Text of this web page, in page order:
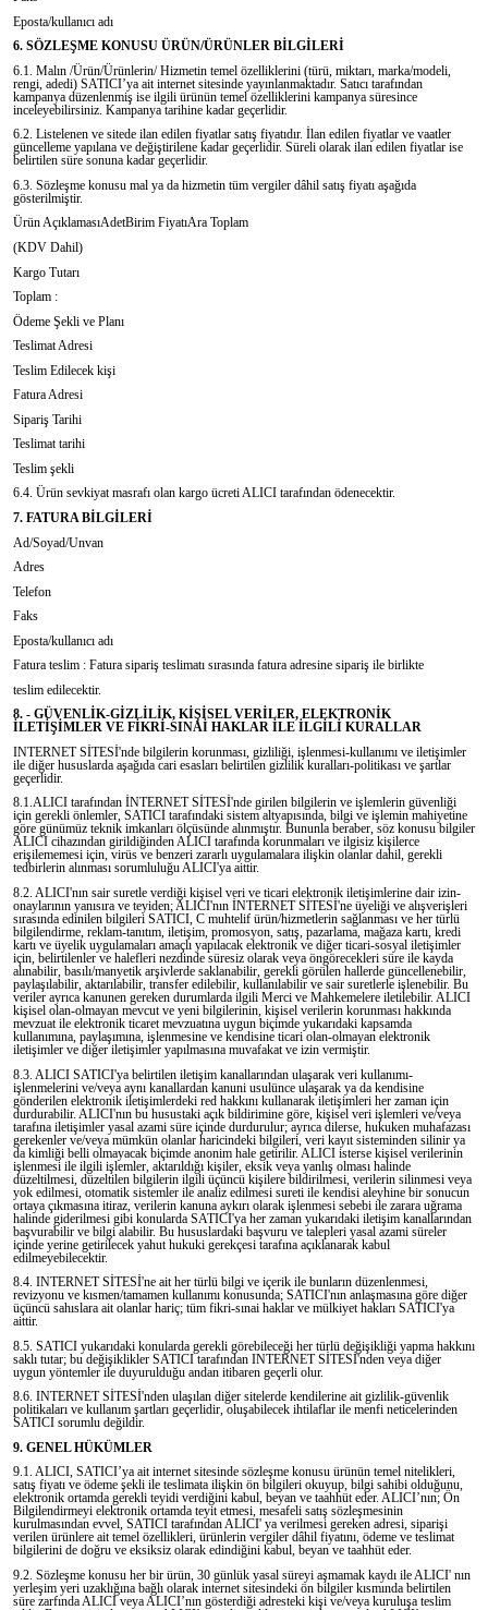
Eposta/kullanıcı adı
6. SÖZLEŞME KONUSU ÜRÜN/ÜRÜNLER BİLGİLERİ
6.1. Malın /Ürün/Ürünlerin/ Hizmetin temel özelliklerini (türü, miktarı, marka/modeli,
rengi, adedi) SATICI’ya ait internet sitesinde yayınlanmaktadır. Satıcı tarafından
kampanya düzenlenmiş ise ilgili ürünün temel özelliklerini kampanya süresince
inceleyebilirsiniz. Kampanya tarihine kadar geçerlidir.
6.2. Listelenen ve sitede ilan edilen fiyatlar satış fiyatıdır. İlan edilen fiyatlar ve vaatler
güncelleme yapılana ve değiştirilene kadar geçerlidir. Süreli olarak ilan edilen fiyatlar ise
belirtilen süre sonuna kadar geçerlidir.
6.3. Sözleşme konusu mal ya da hizmetin tüm vergiler dâhil satış fiyatı aşağıda
gösterilmiştir.
Ürün AçıklamasıAdetBirim FiyatıAra Toplam
(KDV Dahil)
Kargo Tutarı
Toplam :
Ödeme Şekli ve Planı
Teslimat Adresi
Teslim Edilecek kişi
Fatura Adresi
Sipariş Tarihi
Teslimat tarihi
Teslim şekli
6.4. Ürün sevkiyat masrafı olan kargo ücreti ALICI tarafından ödenecektir.
7. FATURA BİLGİLERİ
Ad/Soyad/Unvan
Adres
Telefon
Faks
Eposta/kullanıcı adı
Fatura teslim : Fatura sipariş teslimatı sırasında fatura adresine sipariş ile birlikte
teslim edilecektir.
8. - GÜVENLİK-GİZLİLİK, KİŞİSEL VERİLER, ELEKTRONİK
İLETİŞİMLER VE FİKRİ-SINAİ HAKLAR İLE İLGİLİ KURALLAR
INTERNET SİTESİ'nde bilgilerin korunması, gizliliği, işlenmesi-kullanımı ve iletişimler
ile diğer hususlarda aşağıda cari esasları belirtilen gizlilik kuralları-politikası ve şartlar
geçerlidir.
8.1.ALICI tarafından İNTERNET SİTESİ'nde girilen bilgilerin ve işlemlerin güvenliği
için gerekli önlemler, SATICI tarafındaki sistem altyapısında, bilgi ve işlemin mahiyetine
göre günümüz teknik imkanları ölçüsünde alınmıştır. Bununla beraber, söz konusu bilgiler
ALICI cihazından girildiğinden ALICI tarafında korunmaları ve ilgisiz kişilerce
erişilememesi için, virüs ve benzeri zararlı uygulamalara ilişkin olanlar dahil, gerekli
tedbirlerin alınması sorumluluğu ALICI'ya aittir.
8.2. ALICI'nın sair suretle verdiği kişisel veri ve ticari elektronik iletişimlerine dair izin-
onaylarının yanısıra ve teyiden; ALICI'nın İNTERNET SİTESİ'ne üyeliği ve alışverişleri
sırasında edinilen bilgileri SATICI, C muhtelif ürün/hizmetlerin sağlanması ve her türlü
bilgilendirme, reklam-tanıtım, iletişim, promosyon, satış, pazarlama, mağaza kartı, kredi
kartı ve üyelik uygulamaları amaçlı yapılacak elektronik ve diğer ticari-sosyal iletişimler
için, belirtilenler ve halefleri nezdinde süresiz olarak veya öngörecekleri süre ile kayda
alınabilir, basılı/manyetik arşivlerde saklanabilir, gerekli görülen hallerde güncellenebilir,
paylaşılabilir, aktarılabilir, transfer edilebilir, kullanılabilir ve sair suretlerle işlenebilir. Bu
veriler ayrıca kanunen gereken durumlarda ilgili Merci ve Mahkemelere iletilebilir. ALICI
kişisel olan-olmayan mevcut ve yeni bilgilerinin, kişisel verilerin korunması hakkında
mevzuat ile elektronik ticaret mevzuatına uygun biçimde yukarıdaki kapsamda
kullanımına, paylaşımına, işlenmesine ve kendisine ticari olan-olmayan elektronik
iletişimler ve diğer iletişimler yapılmasına muvafakat ve izin vermiştir.
8.3. ALICI SATICI'ya belirtilen iletişim kanallarından ulaşarak veri kullanımı-
işlenmelerini ve/veya aynı kanallardan kanuni usulünce ulaşarak ya da kendisine
gönderilen elektronik iletişimlerdeki red hakkını kullanarak iletişimleri her zaman için
durdurabilir. ALICI'nın bu husustaki açık bildirimine göre, kişisel veri işlemleri ve/veya
tarafına iletişimler yasal azami süre içinde durdurulur; ayrıca dilerse, hukuken muhafazası
gerekenler ve/veya mümkün olanlar haricindeki bilgileri, veri kayıt sisteminden silinir ya
da kimliği belli olmayacak biçimde anonim hale getirilir. ALICI isterse kişisel verilerinin
işlenmesi ile ilgili işlemler, aktarıldığı kişiler, eksik veya yanlış olması halinde
düzeltilmesi, düzeltilen bilgilerin ilgili üçüncü kişilere bildirilmesi, verilerin silinmesi veya
yok edilmesi, otomatik sistemler ile analiz edilmesi sureti ile kendisi aleyhine bir sonucun
ortaya çıkmasına itiraz, verilerin kanuna aykırı olarak işlenmesi sebebi ile zarara uğrama
halinde giderilmesi gibi konularda SATICI'ya her zaman yukarıdaki iletişim kanallarından
başvurabilir ve bilgi alabilir. Bu hususlardaki başvuru ve talepleri yasal azami süreler
içinde yerine getirilecek yahut hukuki gerekçesi tarafına açıklanarak kabul
edilmeyebilecektir.
8.4. INTERNET SİTESİ'ne ait her türlü bilgi ve içerik ile bunların düzenlenmesi,
revizyonu ve kısmen/tamamen kullanımı konusunda; SATICI'nın anlaşmasına göre diğer
üçüncü sahıslara ait olanlar hariç; tüm fikri-sınai haklar ve mülkiyet hakları SATICI'ya
aittir.
8.5. SATICI yukarıdaki konularda gerekli görebileceği her türlü değişikliği yapma hakkını
saklı tutar; bu değişiklikler SATICI tarafından INTERNET SİTESİ'nden veya diğer
uygun yöntemler ile duyurulduğu andan itibaren geçerli olur.
8.6. INTERNET SİTESİ'nden ulaşılan diğer sitelerde kendilerine ait gizlilik-güvenlik
politikaları ve kullanım şartları geçerlidir, oluşabilecek ihtilaflar ile menfi neticelerinden
SATICI sorumlu değildir.
9. GENEL HÜKÜMLER
9.1. ALICI, SATICI’ya ait internet sitesinde sözleşme konusu ürünün temel nitelikleri,
satış fiyatı ve ödeme şekli ile teslimata ilişkin ön bilgileri okuyup, bilgi sahibi olduğunu,
elektronik ortamda gerekli teyidi verdiğini kabul, beyan ve taahhüt eder. ALICI’nın; Ön
Bilgilendirmeyi elektronik ortamda teyit etmesi, mesafeli satış sözleşmesinin
kurulmasından evvel, SATICI tarafından ALICI' ya verilmesi gereken adresi, siparişi
verilen ürünlere ait temel özellikleri, ürünlerin vergiler dâhil fiyatını, ödeme ve teslimat
bilgilerini de doğru ve eksiksiz olarak edindiğini kabul, beyan ve taahhüt eder.
9.2. Sözleşme konusu her bir ürün, 30 günlük yasal süreyi aşmamak kaydı ile ALICI' nın
yerleşim yeri uzaklığına bağlı olarak internet sitesindeki ön bilgiler kısmında belirtilen
süre zarfında ALICI veya ALICI’nın gösterdiği adresteki kişi ve/veya kuruluşa teslim